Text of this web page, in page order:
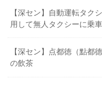
【深セン】自動運転タク
用して無人タクシーに乗
【深セン】点都徳（點都
の飲茶